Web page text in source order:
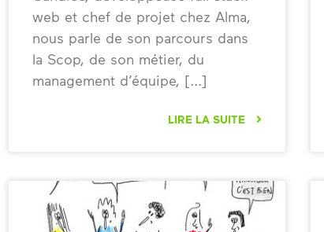
web et chef de projet chez Alma,
nous parle de son parcours dans
la Scop, de son métier, du
management d’équipe,
LIRE LA SUITE